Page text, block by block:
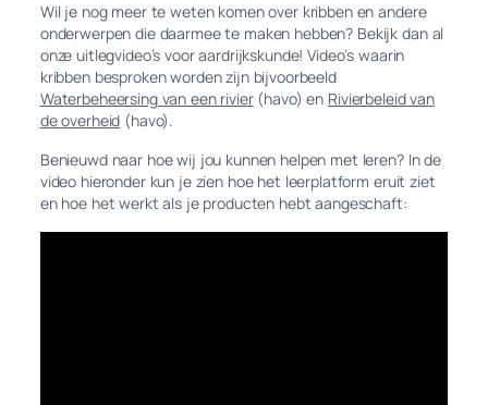
Wil je nog meer te weten komen over kribben en andere
onderwerpen die daarmee te maken hebben? Bekijk dan al
onze uitlegvideo’s voor aardrijkskunde! Video’s waarin
kribben besproken worden zijn bijvoorbeeld
Waterbeheersing van een rivier(havo) en Rivierbeleid van
de overheid (havo).
Benieuwd naar hoe wij jou kunnen helpen met leren? In de
video hieronder kun je zien hoe het leerplatform eruit ziet
en hoe het werkt als je producten hebt aangeschaft: